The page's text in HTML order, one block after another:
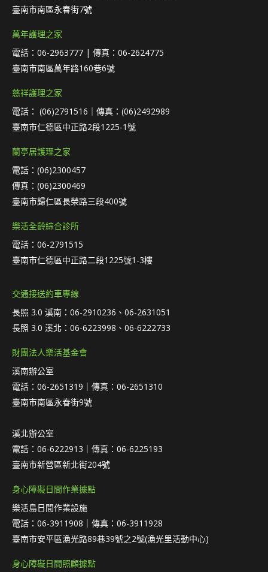
臺南市南區永春街7號
萬年護理之家
電話：06-2963777 | 傳真：06-2624775
臺南市南區萬年路160巷6號
慈祥護理之家
電話： (06)2791516｜傳真：(06)2492989
臺南市仁德區中正路2段1225-1號
蘭亭居護理之家
電話：(06)2300457
傳真：(06)2300469
臺南市歸仁區長榮路三段400號
樂活全齡綜合診所
電話：06-2791515
臺南市仁德區中正路二段1225號1-3樓
交通接送約車專線
長照 3.0 溪南：06-2910236、06-2631051
長照 3.0 溪北：06-6223998、06-6222733
財團法人樂活基金會
溪南辦公室
電話：06-2651319｜傳真：06-2651310
臺南市南區永春街9號
溪北辦公室
電話：06-6222913｜傳真：06-6225193
臺南市新營區新北街204號
身心障礙日間作業據點
樂活島日間作業設施
電話：06-3911908｜傳真：06-3911928
臺南市安平區漁光路89巷39號之2號(漁光里活動中心)
身心障礙日間照顧據點